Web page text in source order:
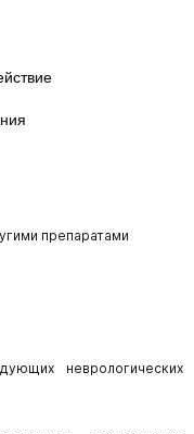
препаратами
неврологических